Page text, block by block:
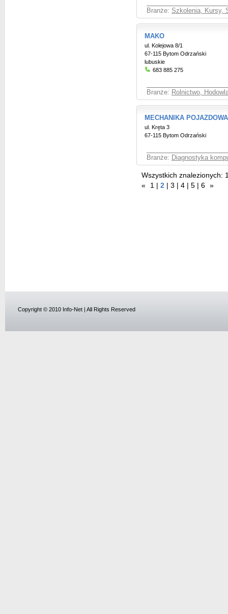
Branże: Szkolenia, Kursy,
MAKO
ul. Kolejowa 8/1
67-115 Bytom Odrzański
lubuskie
683 885 275
Branże: Rolnictwo,
MECHANIKA POJAZDOWA
ul. Kręta 3
67-115 Bytom Odrzański
Branże: Diagnostyka
Wszystkich znalezionych:
«
1 2 3 4 5 6 »
Copyright © 2010 Info-Net | All Rights Reserved